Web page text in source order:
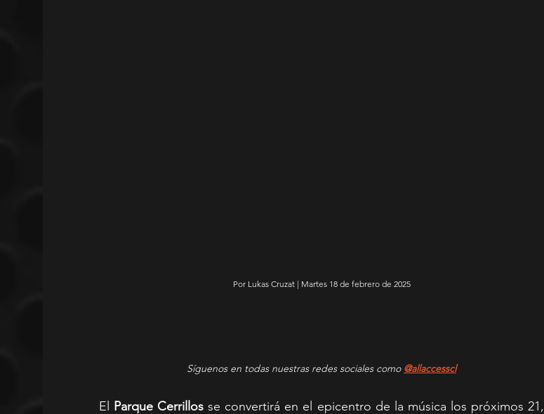
Por Lukas Cruzat | Martes 18 de febrero de 2025
Síguenos en todas nuestras redes sociales como @allaccesscl
El Parque Cerrillos se convertirá en el epicentro de la música los próximos 21,